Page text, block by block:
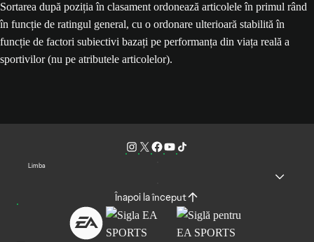
Sortarea după poziția în clasament ordonează articolele în primul rând
în funcție de ratingul general, cu o ordonare ulterioară stabilită în
funcție de factori subiectivi bazați pe performanța din viața reală a
sportivilor (nu pe atributele articolelor).
Limba
Înapoi la început